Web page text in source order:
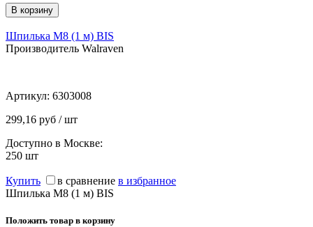
Шпилька М8 (1 м) BIS
Производитель Walraven
Артикул: 6303008
299,16 руб / шт
Доступно в Москве:
250 шт
Купить в сравнение в избранное
Шпилька М8 (1 м) BIS
Положить товар в корзину